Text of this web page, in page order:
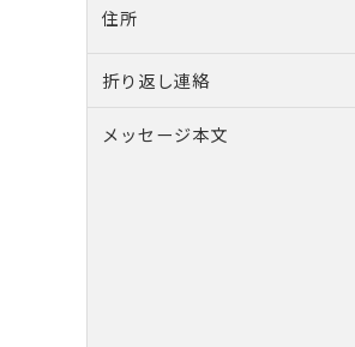
住所
折り返し連絡
メッセージ本文